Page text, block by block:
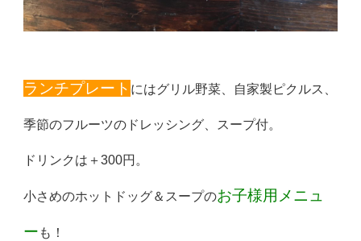
ランチプレート にはグリル野菜、自家製ピクルス、
季節のフルーツのドレッシング、スープ付。
ドリンクは＋300円。
小さめのホットドッグ＆スープのお子様用メニュ
ー も！